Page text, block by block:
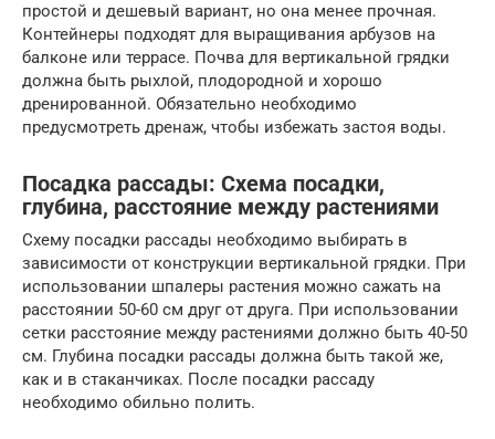
простой и дешевый вариант, но она менее прочная.
Контейнеры подходят для выращивания арбузов на
балконе или террасе. Почва для вертикальной грядки
должна быть рыхлой, плодородной и хорошо
дренированной. Обязательно необходимо
предусмотреть дренаж, чтобы избежать застоя воды.
Посадка рассады: Схема посадки,
глубина, расстояние между растениями
Схему посадки рассады необходимо выбирать в
зависимости от конструкции вертикальной грядки. При
использовании шпалеры растения можно сажать на
расстоянии 50-60 см друг от друга. При использовании
сетки расстояние между растениями должно быть 40-50
см. Глубина посадки рассады должна быть такой же,
как и в стаканчиках. После посадки рассаду
необходимо обильно полить.